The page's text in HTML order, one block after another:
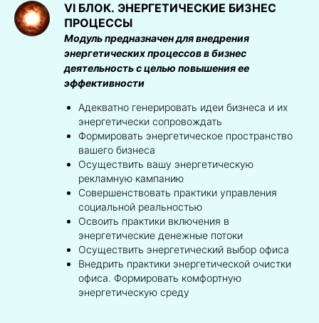
VI БЛОК. ЭНЕРГЕТИЧЕСКИЕ БИЗНЕС
ПРОЦЕССЫ
Модуль предназначен для внедрения
энергетических процессов в бизнес
деятельность с целью повышения ее
эффективности
Адекватно генерировать идеи бизнеса и их
энергетически сопровождать
Формировать энергетическое пространство
вашего бизнеса
Осуществить вашу энергетическую
рекламную кампанию
Совершенствовать практики управления
социальной реальностью
Освоить практики включения в
энергетические денежные потоки
Осуществить энергетический выбор офиса
Внедрить практики энергетической очистки
офиса. Формировать комфортную
энергетическую среду